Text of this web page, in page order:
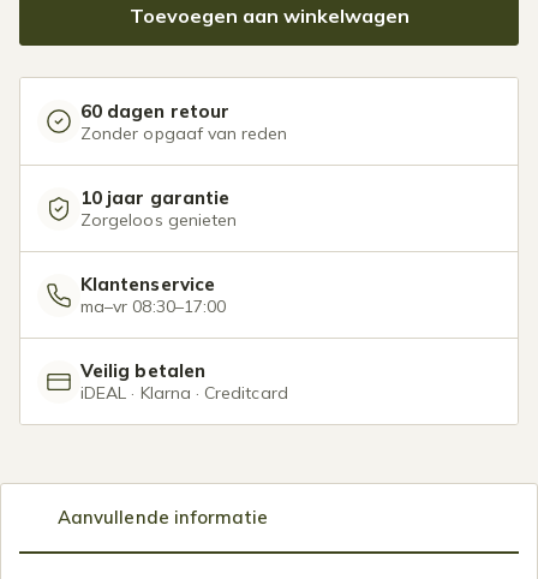
Toevoegen aan winkelwagen
60 dagen retour
Zonder opgaaf van reden
10 jaar garantie
Zorgeloos genieten
Klantenservice
ma–vr 08:30–17:00
Veilig betalen
iDEAL · Klarna · Creditcard
Aanvullende informatie